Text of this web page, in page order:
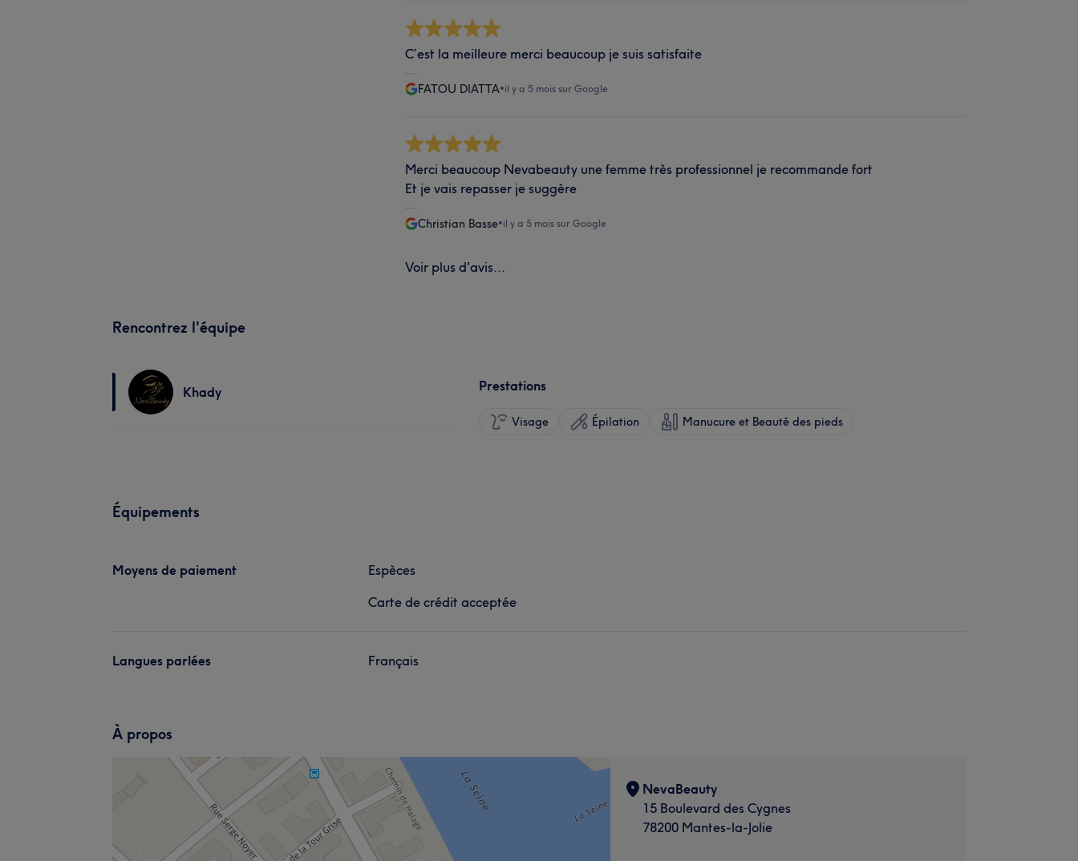
C’est la meilleure merci beaucoup je suis satisfaite
FATOU DIATTA•il y a 5 mois sur Google
Merci beaucoup Nevabeauty une femme très professionnel je recommande fort
Et je vais repasser je suggère
Christian Basse•il y a 5 mois sur Google
Voir plus d'avis...
Rencontrez l'équipe
Khady Prestations
Visage Épilation Manucure et Beauté des pieds
Équipements
Moyens de paiement
Espèces
Carte de crédit acceptée
Langues parlées Français
À propos
NevaBeauty
15 Boulevard des Cygnes
78200 Mantes-la-Jolie